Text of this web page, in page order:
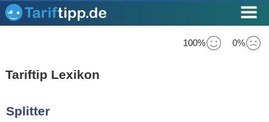
100% 0%
Tariftip Lexikon
Splitter